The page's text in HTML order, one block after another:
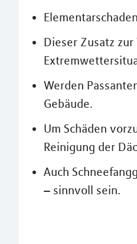
Dieser Zusatz
Werden
Gebäude.
Um Schäden
Reinigung der
Auch
– sinnvoll sein.